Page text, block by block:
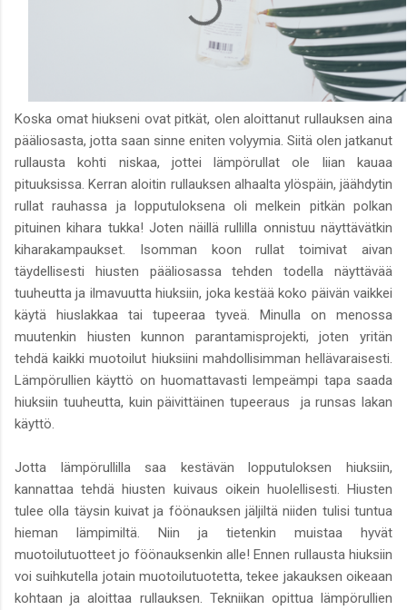
Koska omat hiukseni ovat pitkät, olen aloittanut rullauksen aina
pääliosasta, jotta saan sinne eniten volyymia. Siitä olen jatkanut
rullausta kohti niskaa, jottei lämpörullat ole liian kauaa
pituuksissa. Kerran aloitin rullauksen alhaalta ylöspäin, jäähdytin
rullat rauhassa ja lopputuloksena oli melkein pitkän polkan
pituinen kihara tukka! Joten näillä rullilla onnistuu näyttävätkin
kiharakampaukset. Isomman koon rullat toimivat aivan
täydellisesti hiusten pääliosassa tehden todella näyttävää
tuuheutta ja ilmavuutta hiuksiin, joka kestää koko päivän vaikkei
käytä hiuslakkaa tai tupeeraa tyveä. Minulla on menossa
muutenkin hiusten kunnon parantamisprojekti, joten yritän
tehdä kaikki muotoilut hiuksiini mahdollisimman hellävaraisesti.
Lämpörullien käyttö on huomattavasti lempeämpi tapa saada
hiuksiin tuuheutta, kuin päivittäinen tupeeraus ja runsas lakan
käyttö.
Jotta lämpörullilla saa kestävän lopputuloksen hiuksiin,
kannattaa tehdä hiusten kuivaus oikein huolellisesti. Hiusten
tulee olla täysin kuivat ja föönauksen jäljiltä niiden tulisi tuntua
hieman lämpimiltä. Niin ja tietenkin muistaa hyvät
muotoilutuotteet jo föönauksenkin alle! Ennen rullausta hiuksiin
voi suihkutella jotain muotoilutuotetta, tekee jakauksen oikeaan
kohtaan ja aloittaa rullauksen. Tekniikan opittua lämpörullien